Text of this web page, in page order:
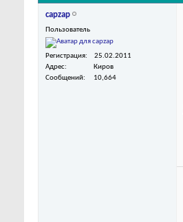
capzap
Пользователь
Регистрация
25.02.2011
Адрес
Киров
Сообщений
10,664